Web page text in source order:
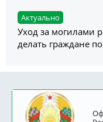
Актуально
Уход за могилами
делать граждане